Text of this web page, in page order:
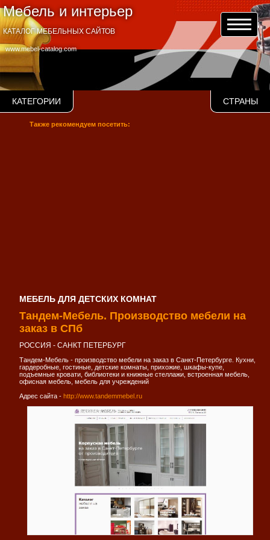
Мебель и интерьер
www.mebel-catalog.com
КАТАЛОГ МЕБЕЛЬНЫХ САЙТОВ
КАТЕГОРИИ СТРАНЫ
Также рекомендуем посетить:
МЕБЕЛЬ ДЛЯ ДЕТСКИХ КОМНАТ
Тандем-Мебель. Производство мебели на
заказ в СПб
РОССИЯ - САНКТ ПЕТЕРБУРГ
Тандем-Мебель - производство мебели на заказ в Санкт-Петербурге. Кухни,
гардеробные, гостиные, детские комнаты, прихожие, шкафы-купе,
подъемные кровати, библиотеки и книжные стеллажи, встроенная мебель,
офисная мебель, мебель для учреждений
Адрес сайта - http://www.tandemmebel.ru